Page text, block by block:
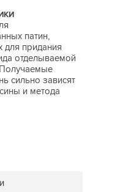
патин,
для придания
отделываемой
сильно зависят
и метода